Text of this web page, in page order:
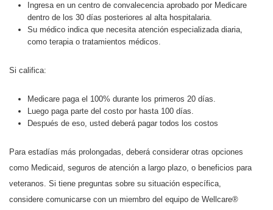
Ingresa en un centro de convalecencia aprobado por Medicare
dentro de los 30 días posteriores al alta hospitalaria.
Su médico indica que necesita atención especializada diaria,
como terapia o tratamientos médicos.
Si califica:
Medicare paga el 100% durante los primeros 20 días.
Luego paga parte del costo por hasta 100 días.
Después de eso, usted deberá pagar todos los costos
Para estadías más prolongadas, deberá considerar otras opciones
como Medicaid, seguros de atención a largo plazo, o beneficios para
veteranos. Si tiene preguntas sobre su situación específica,
considere comunicarse con un miembro del equipo de Wellcare®